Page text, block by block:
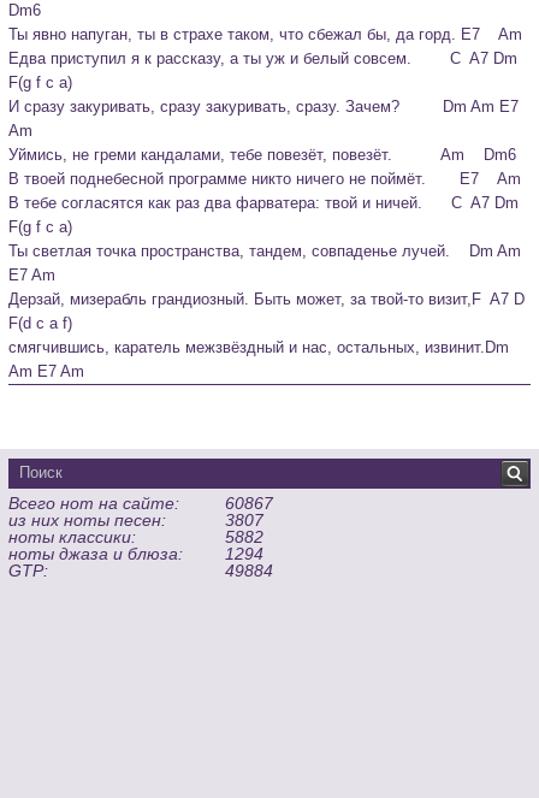
Dm6
Ты явно напуган, ты в страхе таком, что сбежал бы, да горд. E7    Am
Едва приступил я к рассказу, а ты уж и белый совсем.        C  A7 Dm
F(g f c a)
И сразу закуривать, сразу закуривать, сразу. Зачем?         Dm Am E7
Am
Уймись, не греми кандалами, тебе повезёт, повезёт.          Am    Dm6
В твоей поднебесной программе никто ничего не поймёт.       E7    Am
В тебе согласятся как раз два фарватера: твой и ничей.      C  A7 Dm
F(g f c a)
Ты светлая точка пространства, тандем, совпаденье лучей.    Dm Am
E7 Am
Дерзай, мизерабль грандиозный. Быть может, за твой-то визит,F  A7 D
F(d c a f)
смягчившись, каратель межзвёздный и нас, остальных, извинит.Dm
Am E7 Am
Всего нот на сайте:
60867
из них ноты песен:
3807
ноты классики:
5882
ноты джаза и блюза:
1294
GTP:
49884